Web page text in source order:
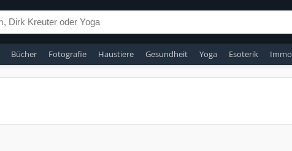
Bücher Fotografie Haustiere Gesundheit Yoga Esoterik